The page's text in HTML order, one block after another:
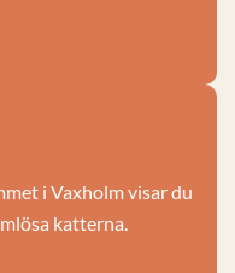
i Vaxholm visar du
katterna.